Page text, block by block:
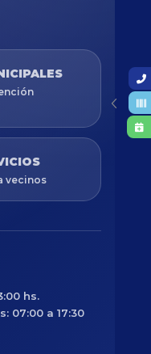
vecinos
hs.
07:00 a 17:30